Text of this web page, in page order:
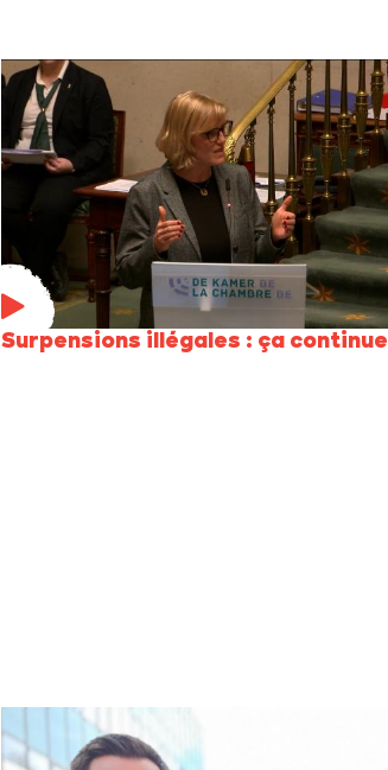
Surpensions illégales : ça continue